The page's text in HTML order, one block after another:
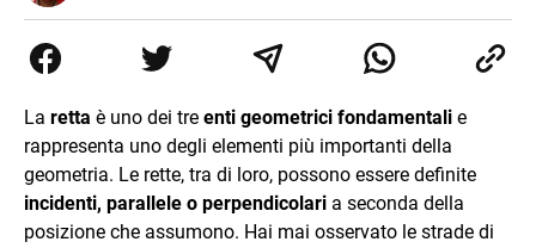
Tommaso Gulli. Ho conseguito la laurea triennale in
Relazioni Internazionali a Messina e in Economia
commercialisti sono stato chiamato per una supplenza
covid nella classe di insegnamento A47. Ho poi
conseguito l'abilitazione a Trieste nel sostegno e sono
entrato di ruolo nel 2023
La retta è uno dei tre enti geometrici fondamentali e
rappresenta uno degli elementi più importanti della
geometria. Le rette, tra di loro, possono essere definite
incidenti, parallele o perpendicolari a seconda della
posizione che assumono. Hai mai osservato le strade di